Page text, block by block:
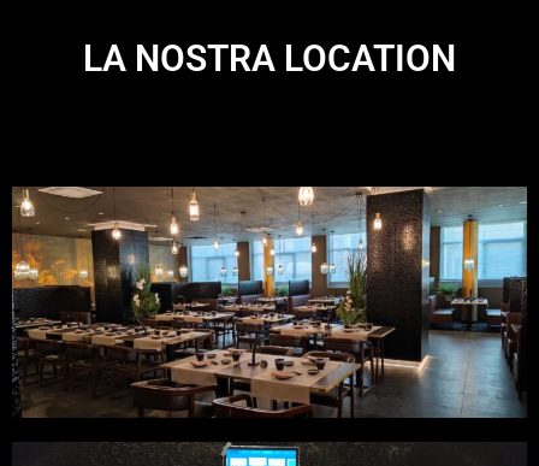
LA NOSTRA LOCATION